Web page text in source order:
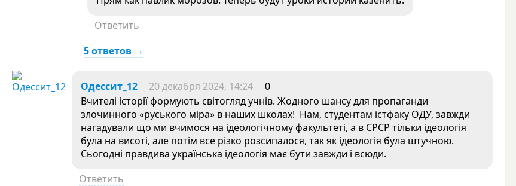
Ответить
5 ответов →
Одессит_12 20 декабря 2024, 14:24
0
Вчителі історії формують світогляд учнів. Жодного шансу для пропаганди
злочинного «руського міра» в наших школах! Нам, студентам істфаку ОДУ, завжди
нагадували що ми вчимося на ідеологічному факультеті, а в СРСР тільки ідеологія
була на висоті, але потім все різко розсипалося, так як ідеологія була штучною.
Сьогодні правдива українська ідеологія має бути завжди і всюди.
Ответить